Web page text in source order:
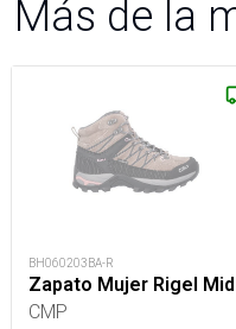
Más de la
BH060203BA-R
Zapato Mujer Rigel Mid
CMP